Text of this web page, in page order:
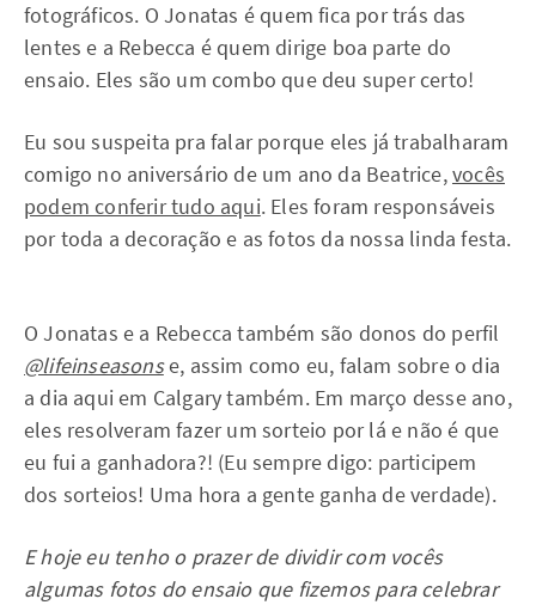
fotográficos. O Jonatas é quem fica por trás das
lentes e a Rebecca é quem dirige boa parte do
ensaio. Eles são um combo que deu super certo!
Eu sou suspeita pra falar porque eles já trabalharam
comigo no aniversário de um ano da Beatrice,vocês
podem conferir tudo aqui. Eles foram responsáveis
por toda a decoração e as fotos da nossa linda festa.
O Jonatas e a Rebecca também são donos do perfil
@lifeinseasonse, assim como eu, falam sobre o dia
a dia aqui em Calgary também. Em março desse ano,
eles resolveram fazer um sorteio por lá e não é que
eu fui a ganhadora?! (Eu sempre digo: participem
dos sorteios! Uma hora a gente ganha de verdade).
E hoje eu tenho o prazer de dividir com vocês
algumas fotos do ensaio que fizemos para celebrar